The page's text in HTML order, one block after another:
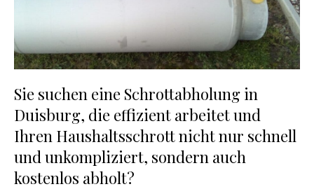
Sie suchen eine Schrottabholung in
Duisburg, die effizient arbeitet und
Ihren Haushaltsschrott nicht nur schnell
und unkompliziert, sondern auch
kostenlos abholt?